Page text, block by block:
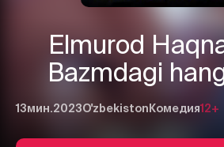
Elmurod
Bazmdagi
13мин.2023O'zbekiston Комедия12+